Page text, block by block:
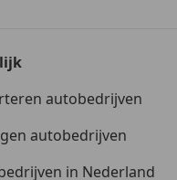
autobedrijven
autobedrijven
in Nederland